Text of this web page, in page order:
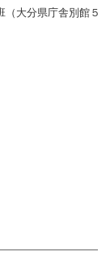
（大分県庁舎別館５